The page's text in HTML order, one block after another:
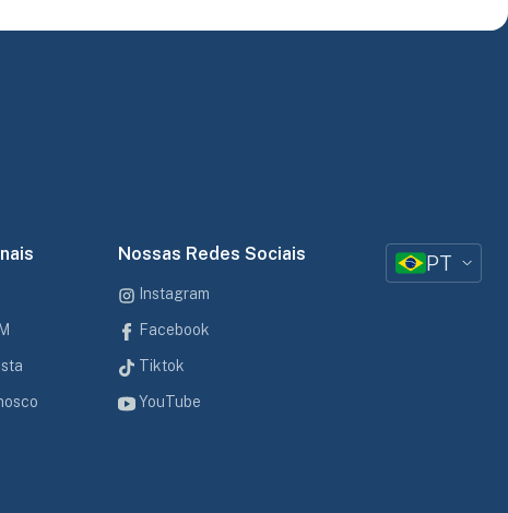
Nossas Redes Sociais
Instagram
Facebook
Tiktok
YouTube
PT